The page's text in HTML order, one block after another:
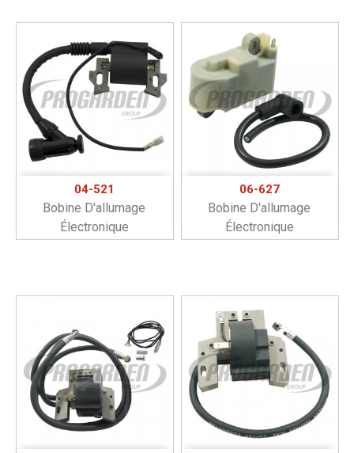
04-521
Bobine D'allumage
Électronique
06-627
Bobine D'allumage
Électronique